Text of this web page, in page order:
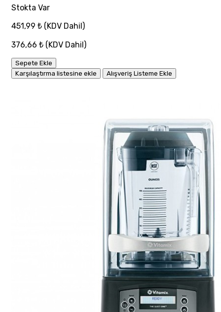
Stokta Var
451,99 ₺ (KDV Dahil)
376,66 ₺ (KDV Dahil)
Sepete Ekle
Karşılaştırma listesine ekle
Alışveriş Listeme Ekle